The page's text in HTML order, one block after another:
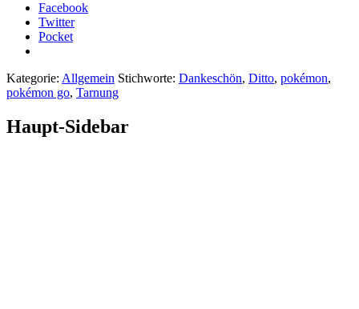
Facebook
Twitter
Pocket
Kategorie: Allgemein Stichworte: Dankeschön, Ditto, pokémon,
pokémon go, Tarnung
Haupt-Sidebar